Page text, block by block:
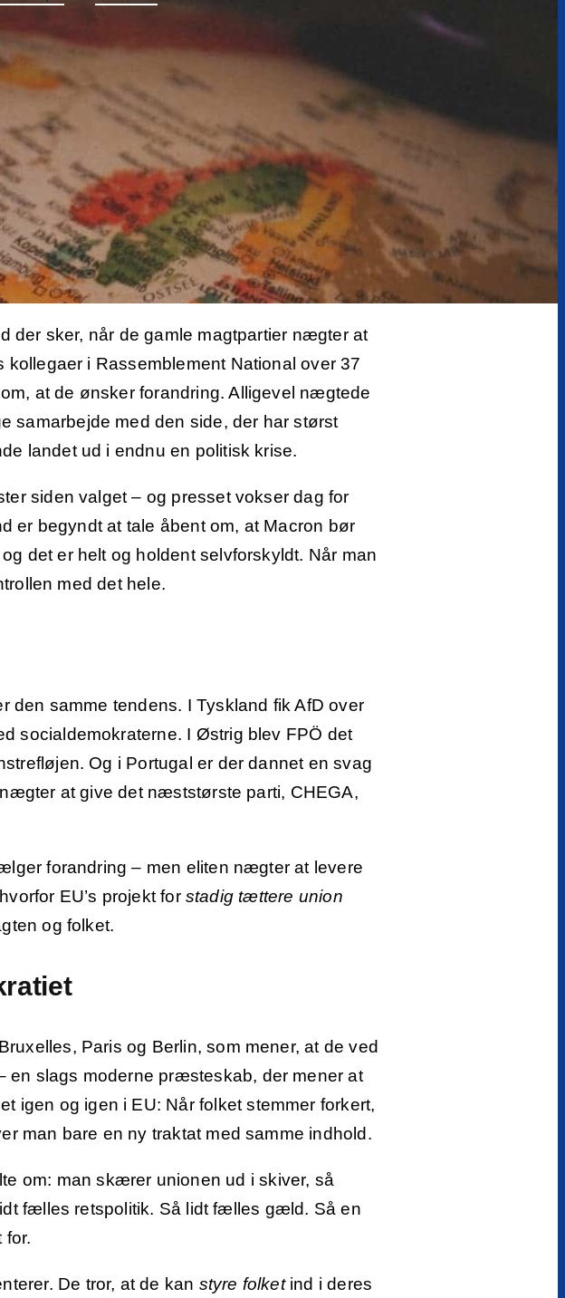
der sker, når de gamle magtpartier nægter at
i Rassemblement National over 37
at de ønsker forandring. Alligevel nægtede
samarbejde med den side, der har størst
landet ud i endnu en politisk krise.
siden valget – og presset vokser dag for
er begyndt at tale åbent om, at Macron bør
det er helt og holdent selvforskyldt. Når man
med det hele.
den samme tendens. I Tyskland fik AfD over
socialdemokraterne. I Østrig blev FPÖ det
Og i Portugal er der dannet en svag
at give det næststørste parti, CHEGA,
forandring – men eliten nægter at levere
EU’s projekt for stadig tættere union
og folket.
Paris og Berlin, som mener, at de ved
en slags moderne præsteskab, der mener at
igen og igen i EU: Når folket stemmer forkert,
man bare en ny traktat med samme indhold.
om: man skærer unionen ud i skiver, så
fælles retspolitik. Så lidt fælles gæld. Så en
for.
De tror, at de kan styre folketind i deres